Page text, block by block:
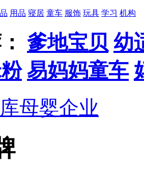
用品 寝居 童车 服饰 玩具 学习 机构
爹地宝贝 幼
易妈妈童车
母婴企业